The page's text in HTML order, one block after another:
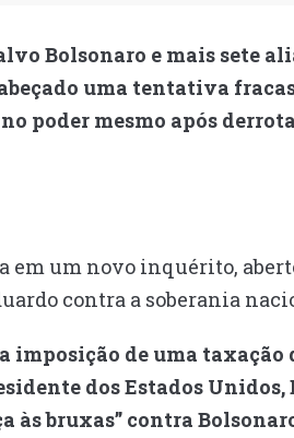
Bolsonaro e mais sete
uma tentativa
poder mesmo após
em um novo inquérito,
contra a soberania
de uma taxação
dos Estados
às bruxas” contra